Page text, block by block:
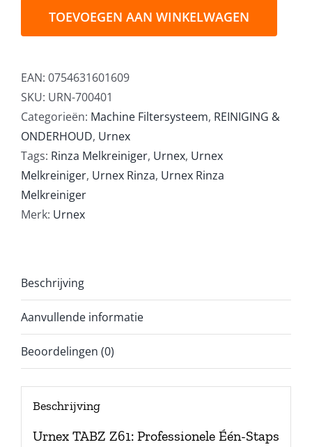
Z61
Filterkoffieapparaten
-
120
x
4gr
aantal
TOEVOEGEN AAN WINKELWAGEN
EAN: 0754631601609
SKU: URN-700401
Categorieën: Machine Filtersysteem, REINIGING &
ONDERHOUD, Urnex
Tags: Rinza Melkreiniger, Urnex, Urnex
Melkreiniger, Urnex Rinza, Urnex Rinza
Melkreiniger
Merk: Urnex
Beschrijving
Aanvullende informatie
Beoordelingen (0)
Beschrijving
Urnex TABZ Z61: Professionele Één-Staps